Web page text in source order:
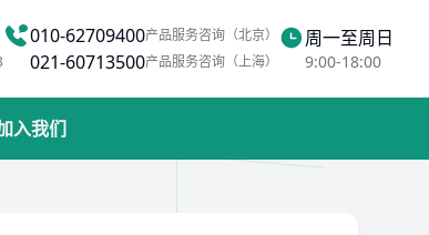
010-62709400产品服务咨询（北京）
021-60713500产品服务咨询（上海）
周一至周日
9:00-18:00
入我们